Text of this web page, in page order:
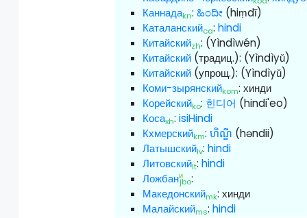
Каннадаkn:ಹಿಂದೀ (hiṃdī)
Каталанскийca:hindi
Китайскийzh: (Yìndìwén)
Китайский (традиц.): (Yìndìyǔ)
Китайский (упрощ.): (Yìndìyǔ)
Коми-зырянскийkom:хинди
Корейскийko: 힌디어 (hindi'eo)
Косаxh:isiHindi
Кхмерскийkm:ហិណ្ឌី (həndii)
Латышскийlv:hindi
Литовскийlt:hindi
Ложбани
jbo:
Македонскийmk:хинди
Малайскийms:hindi